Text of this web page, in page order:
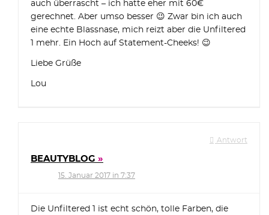
auch überrascht – ich hatte eher mit 60€
gerechnet. Aber umso besser 😉 Zwar bin ich auch
eine echte Blassnase, mich reizt aber die Unfiltered
1 mehr. Ein Hoch auf Statement-Cheeks! 😉
Liebe Grüße
Lou
Antwort
BEAUTYBLOG
15. Januar 2017 in 7:37
Die Unfiltered 1 ist echt schön, tolle Farben, die